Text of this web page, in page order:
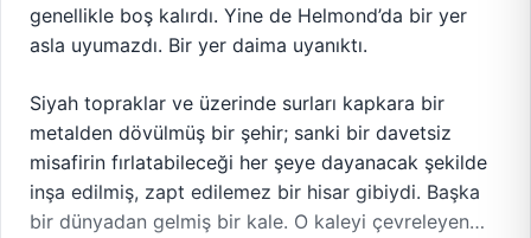
genellikle boş kalırdı. Yine de Helmond’da bir yer
asla uyumazdı. Bir yer daima uyanıktı.
Siyah topraklar ve üzerinde surları kapkara bir
metalden dövülmüş bir şehir; sanki bir davetsiz
misafirin fırlatabileceği her şeye dayanacak şekilde
inşa edilmiş, zapt edilemez bir hisar gibiydi. Başka
bir dünyadan gelmiş bir kale. O kaleyi çevreleyen…